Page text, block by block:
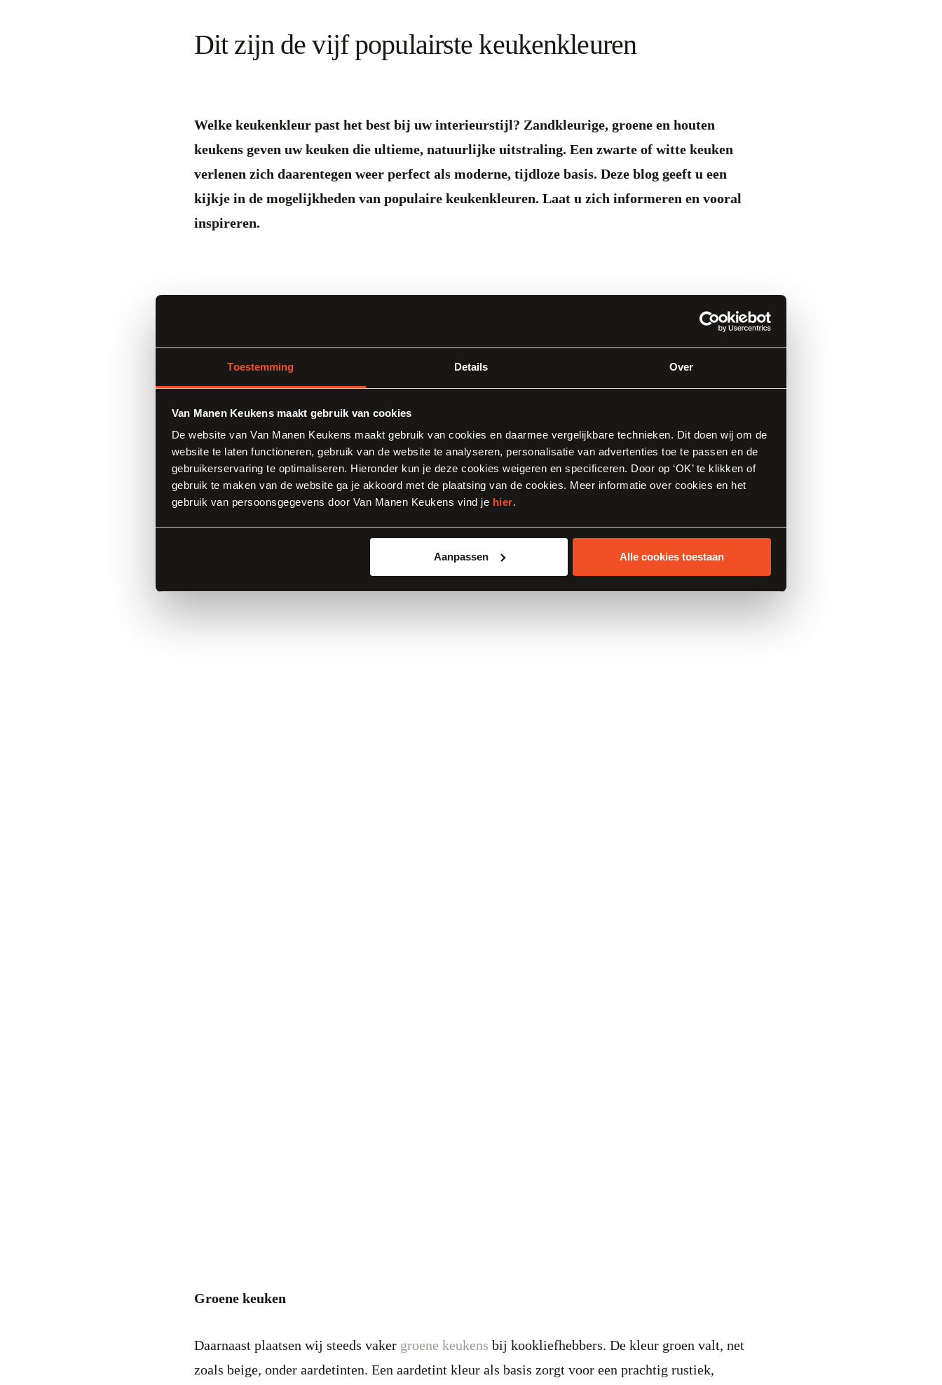
Toestemming Details Over
Van Manen Keukens maakt gebruik van cookies
De website van Van Manen Keukens maakt gebruik van cookies en daarmee vergelijkbare technieken. Dit doen wij om de
website te laten functioneren, gebruik van de website te analyseren, personalisatie van advertenties toe te passen en de
gebruikerservaring te optimaliseren. Hieronder kun je deze cookies weigeren en specificeren. Door op ‘OK’ te klikken of
gebruik te maken van de website ga je akkoord met de plaatsing van de cookies. Meer informatie over cookies en het
gebruik van persoonsgegevens door Van Manen Keukens vind je hier.
Aanpassen Alle cookies toestaan
Dit zijn de vijf populairste keukenkleuren
Welke keukenkleur past het best bij uw interieurstijl? Zandkleurige, groene en houten
keukens geven uw keuken die ultieme, natuurlijke uitstraling. Een zwarte of witte keuken
verlenen zich daarentegen weer perfect als moderne, tijdloze basis. Deze blog geeft u een
kijkje in de mogelijkheden van populaire keukenkleuren. Laat u zich informeren en vooral
inspireren.
Zandkleurige keuken
Vergelijken wij de meest populaire keukenkleuren met elkaar, dan staat een zandkleurige keuken
als nieuwste binnenkomer bovenaan. Geen verrassing weten wij bij Van Manen Keukens. Een
zandkleurige keuken (ook wel: beige of taupe keuken) geeft namelijk een minimalistische, maar
toch warme uitstraling. Een zandtint doorbreekt harde contrasten en behoudt de gezellige sfeer
in uw keukenvertrek. Een uitermate geschikte keuze in kleur keuken als u het ons vraagt.
Groene keuken
Daarnaast plaatsen wij steeds vaker groene keukens bij kookliefhebbers. De kleur groen valt, net
zoals beige, onder aardetinten. Een aardetint kleur als basis zorgt voor een prachtig rustiek,